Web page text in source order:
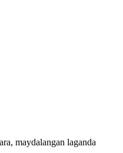
maydalangan laganda